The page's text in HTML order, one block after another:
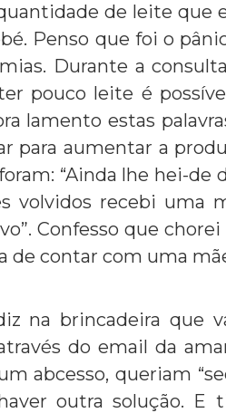
de leite que
Penso que foi o
Durante a
pouco leite é
lamento estas
para aumentar a
“Ainda lhe hei-de
volvidos recebi uma
Confesso que
de contar com uma
na brincadeira que
do email da
abcesso, queriam
outra solução. E